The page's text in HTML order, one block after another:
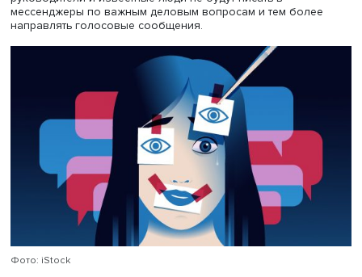
Также следует обращать внимание на несоответствие
освещения, контрастов и оттенков: например, одна
одежды на дипфейке может быть серой, а другая
могут быть даже разные глаза.
Докладчица также рекомендовала следить за
человека: их неестественность помогает быстро
фабрикацию. Достаточно частой чертой дипфейков
неправильное отражение: например, на некоторых
«проваливается» сквозь предмет.
Фальшивку может также выдать несоответствие речи
движениям губ и лица. Нередко можно заметить
тембре и интонации речи знакомого человека. В
ИИ голосовых сообщениях звук может быть
интонаций, а иногда, напротив, включает слишком
подъемов и спадов, что нехарактерно для отдельных